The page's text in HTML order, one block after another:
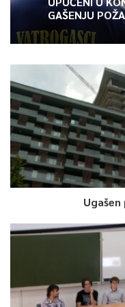
tijela osnovanog s
saradnju između
inostranstvu i njihovog
“Ovo nije jednosmjerni
model saradnje koji
poručio je premijer Uk.
Tokom svečanosti
centra Univerziteta u
izuzetan doprinos
saradnje između
U okviru programa
poseban način
Dr. Amila Buturović
GAŠENJU